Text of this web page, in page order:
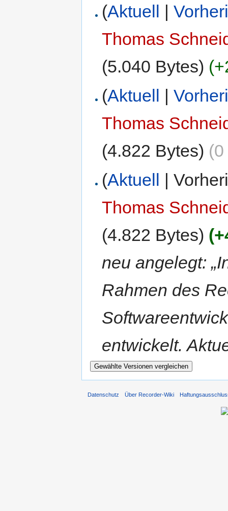
(Aktuell |
Thomas
(5.040 Bytes)
(Aktuell |
Thomas
(4.822 Bytes)
(Aktuell
|
Thomas
(4.822 Bytes)
neu angelegt:
Rahmen des
entwickelt.
Datenschutz Über Recorder-Wiki